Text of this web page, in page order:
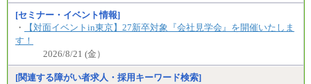
[セミナー・イベント情報]
・
【対面イベントin東京】27新卒対象『会社見学会』を開催いたしま
す！
2026/8/21 (金）
[関連する障がい者求人・採用キーワード検索]